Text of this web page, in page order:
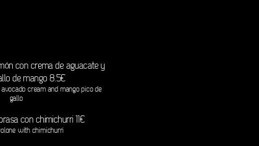
con crema de aguacate y
de mango 8.5€
cream and mango pico de
gallo
con chimichurri 11€
with chimichurri